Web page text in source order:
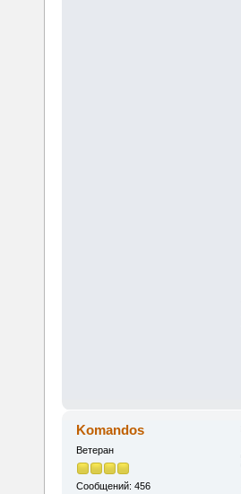
Komandos
Ветеран
Сообщений: 456